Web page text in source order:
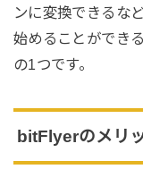
ンに変換できるな
始めることができ
の1つです。
bitFlyerのメリ